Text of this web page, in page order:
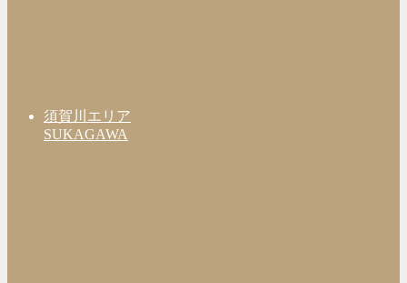
須賀川エリア
SUKAGAWA